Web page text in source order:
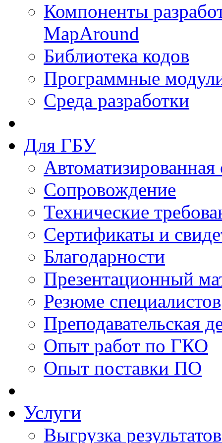
Компоненты
MapAround
Библиотека кодов
Программные
Среда разработки
Для ГБУ
Сопровождение
Технические
Сертификаты и
Благодарности
Презентационный
Резюме специалистов
Преподавательская
Опыт работ по ГКО
Опыт поставки ПО
Услуги
Выгрузка